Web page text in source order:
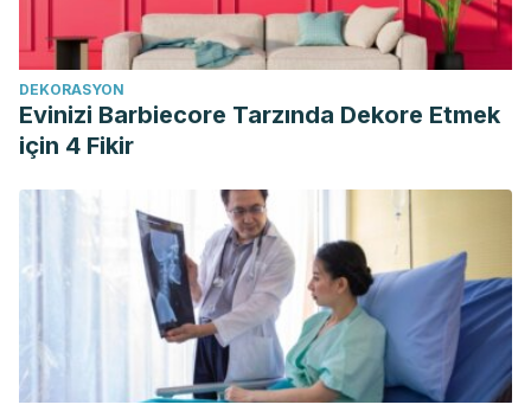
DEKORASYON
Evinizi Barbiecore Tarzında Dekore Etmek
için 4 Fikir